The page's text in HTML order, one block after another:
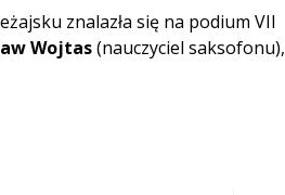
znalazła się na podium VII
Wojtas(nauczyciel saksofonu),